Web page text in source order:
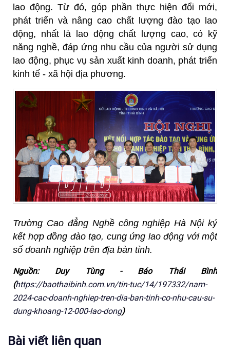
lao động. Từ đó, góp phần thực hiện đổi mới,
phát triển và nâng cao chất lượng đào tạo lao
động, nhất là lao động chất lượng cao, có kỹ
năng nghề, đáp ứng nhu cầu của người sử dụng
lao động, phục vụ sản xuất kinh doanh, phát triển
kinh tế - xã hội địa phương.
Trường Cao đẳng Nghề công nghiệp Hà Nội ký
kết hợp đồng đào tạo, cung ứng lao động với một
số doanh nghiệp trên địa bàn tỉnh.
Nguồn: Duy Tùng - Báo Thái Bình
(https://baothaibinh.com.vn/tin-tuc/14/197332/nam-
2024-cac-doanh-nghiep-tren-dia-ban-tinh-co-nhu-cau-su-
dung-khoang-12-000-lao-dong)
Bài viết liên quan